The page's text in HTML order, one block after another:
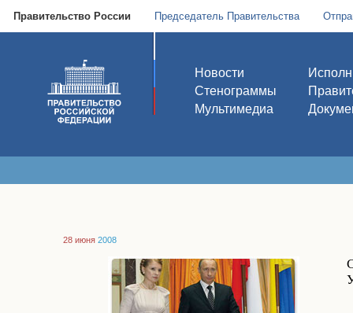
Правительство России Председатель Правительства
Новости
Стенограммы
Мультимедиа
28 июня 2008